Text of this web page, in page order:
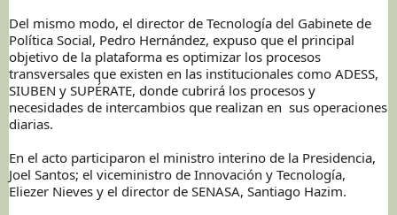
Del mismo modo, el director de Tecnología del Gabinete de
Política Social, Pedro Hernández, expuso que el principal
objetivo de la plataforma es optimizar los procesos
transversales que existen en las institucionales como ADESS,
SIUBEN y SUPÉRATE, donde cubrirá los procesos y
necesidades de intercambios que realizan en sus operaciones
diarias.
En el acto participaron el ministro interino de la Presidencia,
Joel Santos; el viceministro de Innovación y Tecnología,
Eliezer Nieves y el director de SENASA, Santiago Hazim.